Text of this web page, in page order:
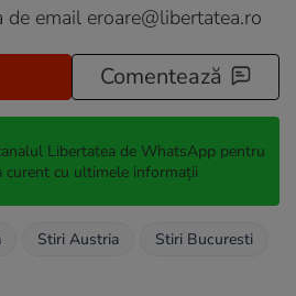
de email eroare@libertatea.ro
Comentează
Libertatea de WhatsApp pentru
curent cu ultimele informații
Stiri Austria Stiri Bucuresti